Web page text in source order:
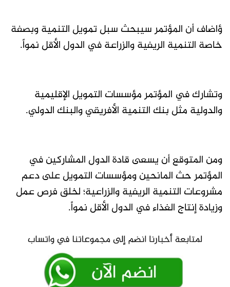
ؤاضاف أن المؤتمر سيبحث سبل تمويل التنمية وبصفة
خاصة التنمية الريفية والزراعة في الدول الأقل نمواً.
وتشارك في المؤتمر مؤسسات التمويل الإقليمية
والدولية مثل بنك التنمية الأفريقي والبنك الدولي.
ومن المتوقع أن يسعى قادة الدول المشاركين في
المؤتمر حث المانحين ومؤسسات التمويل على دعم
مشروعات التنمية الريفية والزراعية؛ لخلق فرص عمل
وزيادة إنتاج الغذاء في الدول الأقل نمواً.